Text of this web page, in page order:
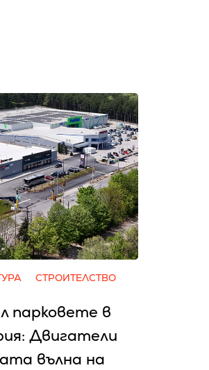
СТРОИТЕЛСТВО
парковете в
Двигатели
вълна на